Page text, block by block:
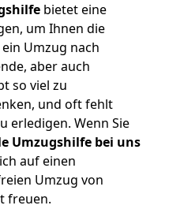
bietet eine
um Ihnen die
Umzug nach
aber auch
so viel zu
und oft fehlt
erledigen. Wenn Sie
Umzugshilfe bei uns
auf einen
Umzug von
freuen.